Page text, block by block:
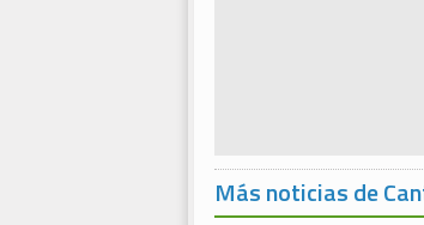
Más noticias de